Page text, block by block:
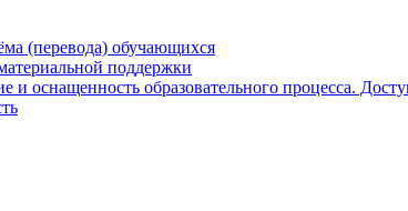
(перевода) обучающихся
поддержки
и оснащенность образовательного процесса.